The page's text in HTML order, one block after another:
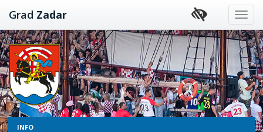
Preskoči
na
sadržaj
Grad Zadar
INFO